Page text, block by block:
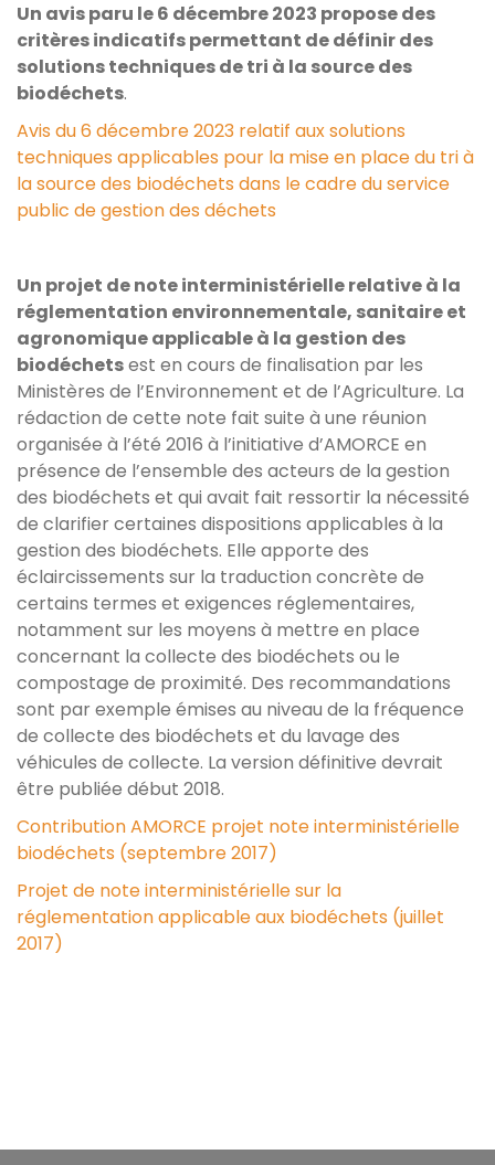
Un avis paru le 6 décembre 2023 propose des
critères indicatifs permettant de définir des
solutions techniques de tri à la source des
biodéchets.
Avis du 6 décembre 2023 relatif aux solutions
techniques applicables pour la mise en place du tri à
la source des biodéchets dans le cadre du service
public de gestion des déchets
Un projet de note interministérielle relative à la
réglementation environnementale, sanitaire et
agronomique applicable à la gestion des
biodéchetsest en cours de finalisation par les
Ministères de l’Environnement et de l’Agriculture. La
rédaction de cette note fait suite à une réunion
organisée à l’été 2016 à l’initiative d’AMORCE en
présence de l’ensemble des acteurs de la gestion
des biodéchets et qui avait fait ressortir la nécessité
de clarifier certaines dispositions applicables à la
gestion des biodéchets. Elle apporte des
éclaircissements sur la traduction concrète de
certains termes et exigences réglementaires,
notamment sur les moyens à mettre en place
concernant la collecte des biodéchets ou le
compostage de proximité. Des recommandations
sont par exemple émises au niveau de la fréquence
de collecte des biodéchets et du lavage des
véhicules de collecte. La version définitive devrait
être publiée début 2018.
Contribution AMORCE projet note interministérielle
biodéchets (septembre 2017)
Projet de note interministérielle sur la
réglementation applicable aux biodéchets (juillet
2017)